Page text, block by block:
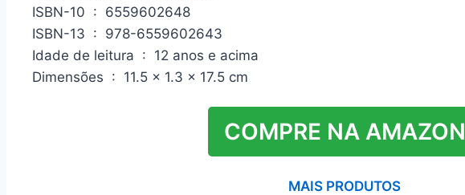
ISBN-10 ‏ : ‎ 6559602648
ISBN-13 ‏ : ‎ 978-6559602643
Idade de leitura ‏ : ‎ 12 anos e acima
Dimensões ‏ : ‎ 11.5 x 1.3 x 17.5 cm
COMPRE NA AMAZON
MAIS PRODUTOS